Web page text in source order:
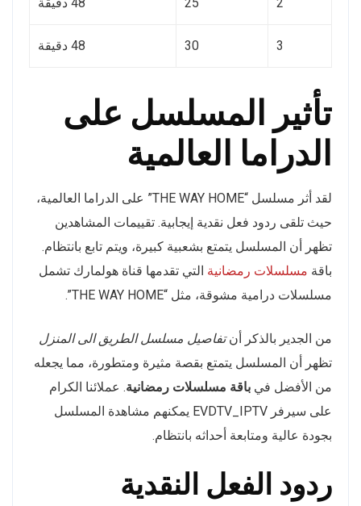
3
30 48 دقيقة
تأثير المسلسل على
الدراما العالمية
لقد أثر مسلسل “THE WAY HOME” على الدراما العالمية،
حيث تلقى ردود فعل نقدية إيجابية. تقييمات المشاهدين
تظهر أن المسلسل يتمتع بشعبية كبيرة، ويتم تابع بانتظام.
باقة مسلسلات رمضانية التي تقدمها قناة هولمارك تشمل
مسلسلات درامية مشوقة، مثل “THE WAY HOME”.
من الجدير بالذكر أنتفاصيل مسلسل الطريق الى المنزل
تظهر أن المسلسل يتمتع بقصة مثيرة ومتطورة، مما يجعله
من الأفضل في باقة مسلسلات رمضانية. عملائنا الكرام
على سيرفر EVDTV_IPTV يمكنهم مشاهدة المسلسل
بجودة عالية ومتابعة أحداثه بانتظام.
ردود الفعل النقدية